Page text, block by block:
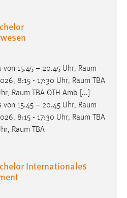
15.45 – 20.45 Uhr, Raum
8:15 - 17:30 Uhr, Raum TBA
Raum TBA OTH Amb [...]
15.45 – 20.45 Uhr, Raum
8:15 - 17:30 Uhr, Raum TBA
Raum TBA
Internationales